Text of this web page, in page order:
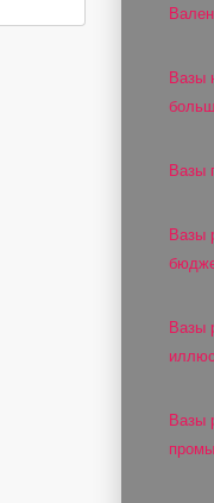
Вазы
Вазы
Вазы
Вазы
Вазы